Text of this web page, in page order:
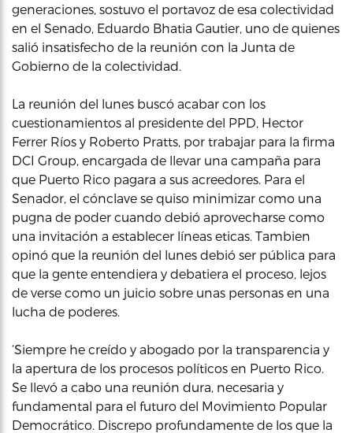
generaciones, sostuvo el portavoz de esa colectividad
en el Senado, Eduardo Bhatia Gautier, uno de quienes
salió insatisfecho de la reunión con la Junta de
Gobierno de la colectividad.
La reunión del lunes buscó acabar con los
cuestionamientos al presidente del PPD, Hector
Ferrer Ríos y Roberto Pratts, por trabajar para la firma
DCI Group, encargada de llevar una campaña para
que Puerto Rico pagara a sus acreedores. Para el
Senador, el cónclave se quiso minimizar como una
pugna de poder cuando debió aprovecharse como
una invitación a establecer líneas eticas. Tambien
opinó que la reunión del lunes debió ser pública para
que la gente entendiera y debatiera el proceso, lejos
de verse como un juicio sobre unas personas en una
lucha de poderes.
‘Siempre he creído y abogado por la transparencia y
la apertura de los procesos políticos en Puerto Rico.
Se llevó a cabo una reunión dura, necesaria y
fundamental para el futuro del Movimiento Popular
Democrático. Discrepo profundamente de los que la